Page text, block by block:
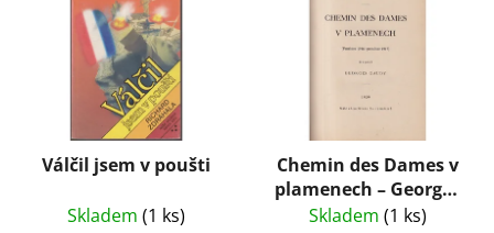
Válčil jsem v poušti
Skladem (1 ks)
Chemin des Dames v
plamenech – Georges
Gaudy (1929)
Skladem (1 ks)